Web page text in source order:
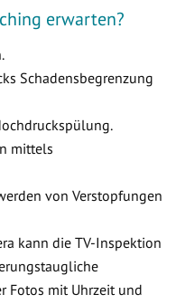
erwarten?
Schadensbegrenzung
mittels
von Verstopfungen
kann die TV-Inspektion
Fotos mit Uhrzeit und